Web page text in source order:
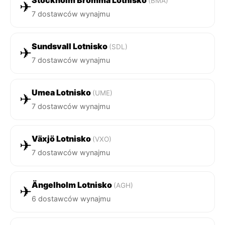
✈7 dostawców wynajmu
✈Sundsvall Lotnisko (SDL)
7 dostawców wynajmu
✈Umea Lotnisko (UME)
7 dostawców wynajmu
✈Växjö Lotnisko (VXO)
7 dostawców wynajmu
✈Ängelholm Lotnisko (AGH)
6 dostawców wynajmu